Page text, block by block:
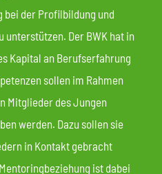
der Profilbildung und
Der BWK hat in
Kapital an Berufserfahrung
sollen im Rahmen
Mitglieder des Jungen
werden. Dazu sollen sie
in Kontakt gebracht
ist dabei